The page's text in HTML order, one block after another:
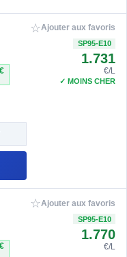
☆Ajouter aux favoris
SP95-E10
1.731
€/L
✓ MOINS CHER
☆Ajouter aux favoris
SP95-E10
1.770
€/L